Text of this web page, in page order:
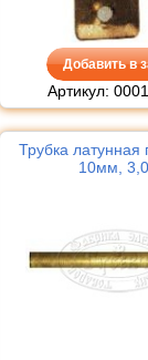
Добавить в
Артикул:
Трубка латунная
10мм,